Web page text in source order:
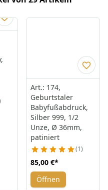
Art.: 174,
Geburtstaler
Babyfußabdruck,
Silber 999, 1/2
Unze, Ø 36mm,
patiniert
1
85,00 €*
Öffnen